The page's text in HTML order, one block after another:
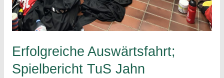
Erfolgreiche Auswärtsfahrt;
Spielbericht TuS Jahn